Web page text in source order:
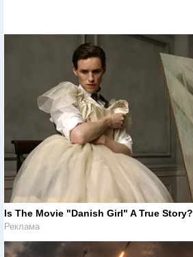
Is The Movie "Danish Girl" A True Story?
Реклама